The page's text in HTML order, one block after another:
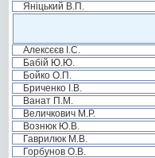
Яніцький В.П.
Алексєєв І.С.
Бабій Ю.Ю.
Бойко О.П.
Бриченко І.В.
Ванат П.М.
Величкович М.Р.
Вознюк Ю.В.
Гаврилюк М.В.
Горбунов О.В.